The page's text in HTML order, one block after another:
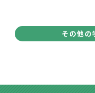
その他の